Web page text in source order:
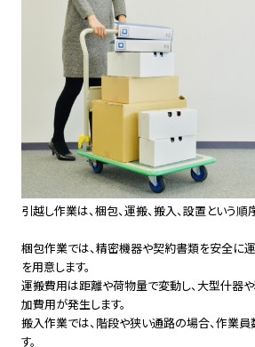
引越し作業は、梱包、運搬、搬入、設置という順
梱包作業では、精密機器や契約書類を安全に
を用意します。
運搬費用は距離や荷物量で変動し、大型什器
加費用が発生します。
搬入作業では、階段や狭い通路の場合、作業
す。